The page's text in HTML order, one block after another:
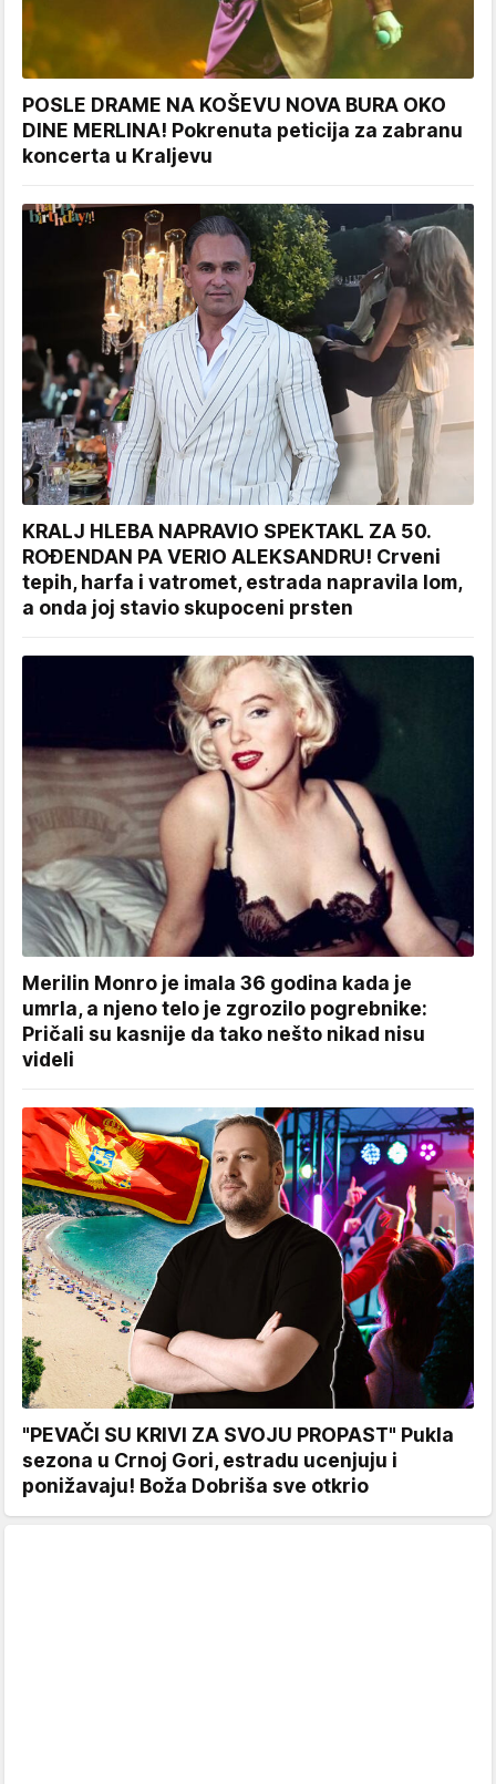
POSLE DRAME NA KOŠEVU NOVA BURA OKO
DINE MERLINA! Pokrenuta peticija za zabranu
koncerta u Kraljevu
KRALJ HLEBA NAPRAVIO SPEKTAKL ZA 50.
ROĐENDAN PA VERIO ALEKSANDRU! Crveni
tepih, harfa i vatromet, estrada napravila lom,
a onda joj stavio skupoceni prsten
Merilin Monro je imala 36 godina kada je
umrla, a njeno telo je zgrozilo pogrebnike:
Pričali su kasnije da tako nešto nikad nisu
videli
"PEVAČI SU KRIVI ZA SVOJU PROPAST" Pukla
sezona u Crnoj Gori, estradu ucenjuju i
ponižavaju! Boža Dobriša sve otkrio